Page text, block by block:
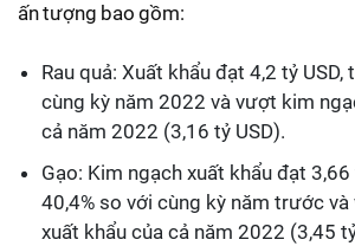
ấn tượng bao gồm:
Rau quả: Xuất khẩu đạt 4,2 tỷ USD,
cùng kỳ năm 2022 và vượt kim
cả năm 2022 (3,16 tỷ USD).
Gạo: Kim ngạch xuất khẩu đạt 3,66
40,4% so với cùng kỳ năm trước
xuất khẩu của cả năm 2022 (3,45